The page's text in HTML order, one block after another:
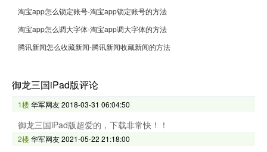
淘宝app怎么锁定账号-淘宝app锁定账号的方法
淘宝app怎么调大字体-淘宝app调大字体的方法
腾讯新闻怎么收藏新闻-腾讯新闻收藏新闻的方法
御龙三国iPad版评论
1楼华军网友2018-03-31 06:04:50
御龙三国iPad版超爱的，下载非常快！！
2楼华军网友2021-05-22 21:18:00